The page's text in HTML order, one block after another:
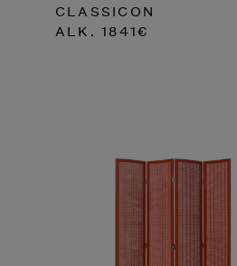
CLASSICON
ALK.1841€